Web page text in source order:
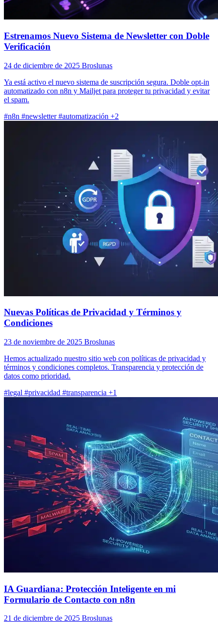
Estrenamos Nuevo Sistema de Newsletter con Doble
Verificación
24 de diciembre de 2025 Broslunas
Ya está activo el nuevo sistema de suscripción segura. Doble opt-in
automatizado con n8n y Mailjet para proteger tu privacidad y evitar
el spam.
#n8n #newsletter#automatización +2
Nuevas Políticas de Privacidad y Términos y
Condiciones
23 de noviembre de 2025 Broslunas
Hemos actualizado nuestro sitio web con políticas de privacidad y
términos y condiciones completos. Transparencia y protección de
datos como prioridad.
#legal #privacidad #transparencia +1
IA Guardiana: Protección Inteligente en mi
Formulario de Contacto con n8n
21 de diciembre de 2025 Broslunas